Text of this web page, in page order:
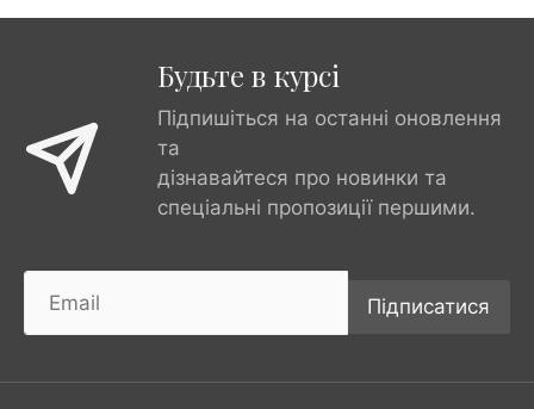
Будьте в курсі
Підпишіться на останні оновлення
та
дізнавайтеся про новинки та
спеціальні пропозиції першими.
Підписатися